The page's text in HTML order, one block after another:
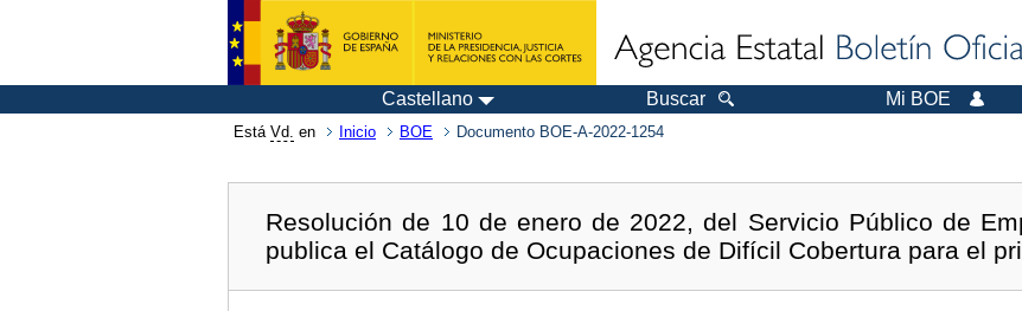
Castellano Buscar Mi BOE
Está Vd. en Inicio BOE Documento BOE-A-2022-1254
Resolución de 10 de enero de 2022, del Servicio Público de
publica el Catálogo de Ocupaciones de Difícil Cobertura para el